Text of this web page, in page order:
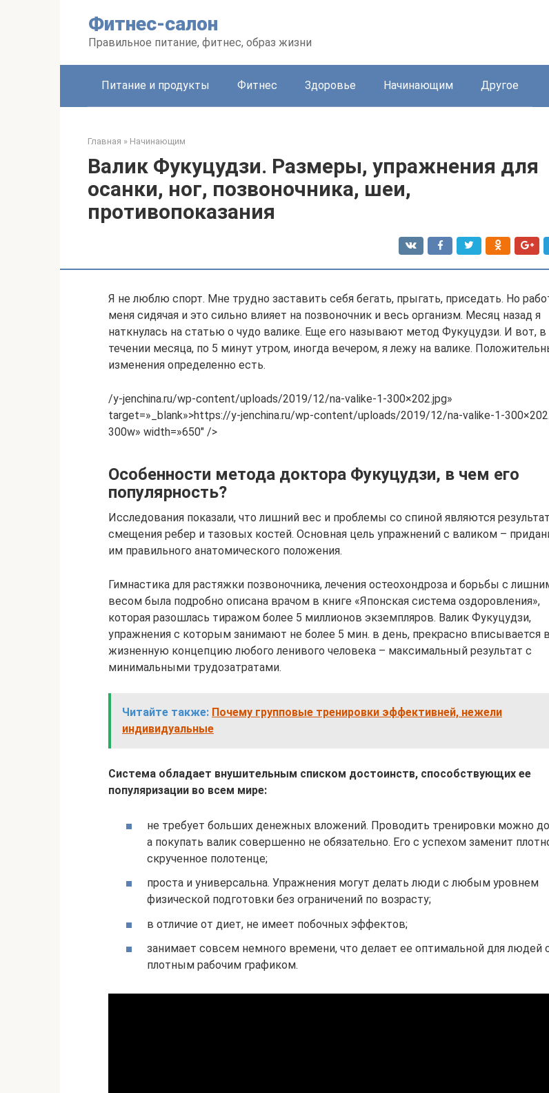
Фитнес-салон
Правильное питание, фитнес, образ жизни
Питание и продукты Фитнес Здоровье Начинающим Другое
Главная » Начинающим
Валик Фукуцудзи. Размеры, упражнения для
осанки, ног, позвоночника, шеи,
противопоказания
Я не люблю спорт. Мне трудно заставить себя бегать, прыгать, приседать. Но
меня сидячая и это сильно влияет на позвоночник и весь организм. Месяц назад я
наткнулась на статью о чудо валике. Еще его называют метод Фукуцудзи. И вот, в
течении месяца, по 5 минут утром, иногда вечером, я лежу на валике.
изменения определенно есть.
/y-jenchina.ru/wp-content/uploads/2019/12/na-valike-1-300×202.jpg»
target=»_blank»>https://y-jenchina.ru/wp-content/uploads/2019/12/na-valike-1-
300w» width=»650″ />
Особенности метода доктора Фукуцудзи, в чем его
популярность?
Исследования показали, что лишний вес и проблемы со спиной являются
смещения ребер и тазовых костей. Основная цель упражнений с валиком –
им правильного анатомического положения.
Гимнастика для растяжки позвоночника, лечения остеохондроза и борьбы с
весом была подробно описана врачом в книге «Японская система оздоровления»,
которая разошлась тиражом более 5 миллионов экземпляров. Валик Фукуцудзи,
упражнения с которым занимают не более 5 мин. в день, прекрасно вписывается в
жизненную концепцию любого ленивого человека – максимальный результат с
минимальными трудозатратами.
Читайте также: Почему групповые тренировки эффективней, нежели
индивидуальные
Система обладает внушительным списком достоинств, способствующих ее
популяризации во всем мире:
не требует больших денежных вложений. Проводить тренировки можно
а покупать валик совершенно не обязательно. Его с успехом заменит
скрученное полотенце;
проста и универсальна. Упражнения могут делать люди с любым уровнем
физической подготовки без ограничений по возрасту;
в отличие от диет, не имеет побочных эффектов;
занимает совсем немного времени, что делает ее оптимальной для людей
плотным рабочим графиком.